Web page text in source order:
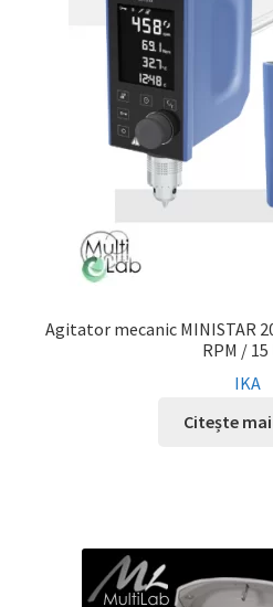
Agitator mecanic MINISTAR
RPM /
IKA
Citește